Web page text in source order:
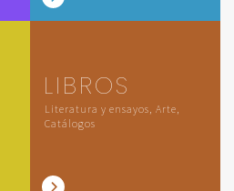
LIBROS
Literatura y ensayos, Arte,
Catálogos